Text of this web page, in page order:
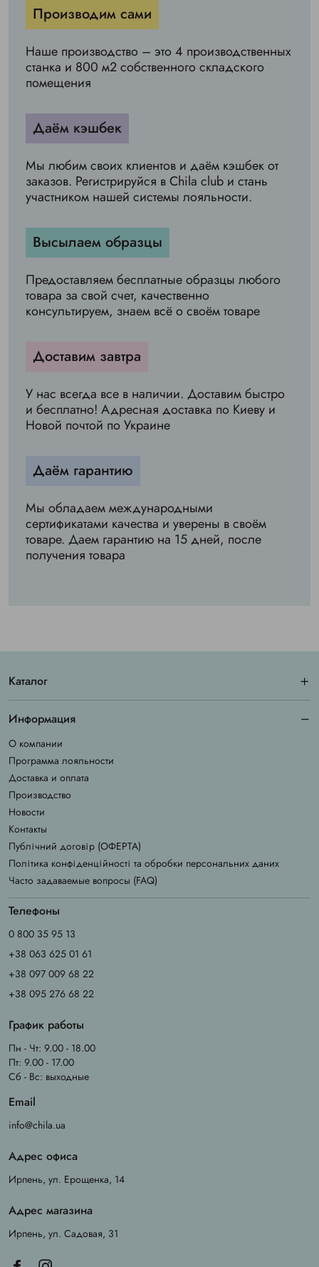
Производим сами
Наше производство – это 4 производственных
станка и 800 м2 собственного складского
помещения
Даём кэшбек
Мы любим своих клиентов и даём кэшбек от
заказов. Регистрируйся в Chila club и стань
участником нашей системы лояльности.
Высылаем образцы
Предоставляем бесплатные образцы любого
товара за свой счет, качественно
консультируем, знаем всё о своём товаре
Доставим завтра
У нас всегда все в наличии. Доставим быстро
и бесплатно! Адресная доставка по Киеву и
Новой почтой по Украине
Даём гарантию
Мы обладаем международными
сертификатами качества и уверены в своём
товаре. Даем гарантию на 15 дней, после
получения товара
Каталог
Информация
О компании
Программа лояльности
Доставка и оплата
Производство
Новости
Контакты
Публічний договір (ОФЕРТА)
Політика конфіденційності та обробки персональних даних
Часто задаваемые вопросы (FAQ)
Телефоны
0 800 35 95 13
+38 063 625 01 61
+38 097 009 68 22
+38 095 276 68 22
График работы
Пн - Чт: 9.00 - 18.00
Пт: 9.00 - 17.00
Сб - Вс: выходные
Email
info@chila.ua
Адрес офиса
Ирпень, ул. Ерощенка, 14
Адрес магазина
Ирпень, ул. Садовая, 31